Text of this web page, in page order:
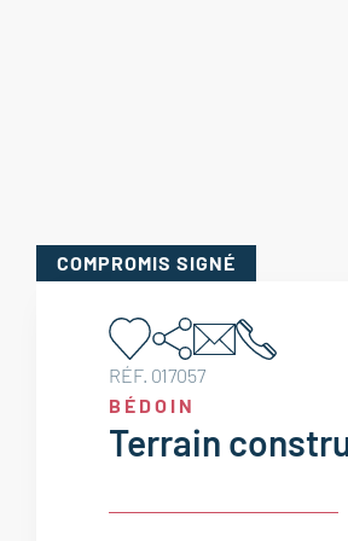
COMPROMIS SIGNÉ
RÉF. 017057
BÉDOIN
Terrain